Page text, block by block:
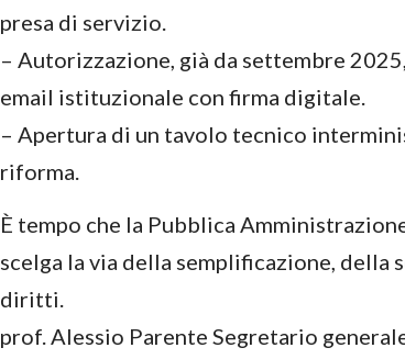
presa di servizio.
– Autorizzazione, già da settembre
email istituzionale con firma digitale.
– Apertura di un tavolo tecnico
riforma.
È tempo che la Pubblica
scelga la via della semplificazione,
diritti.
prof. Alessio Parente Segretario